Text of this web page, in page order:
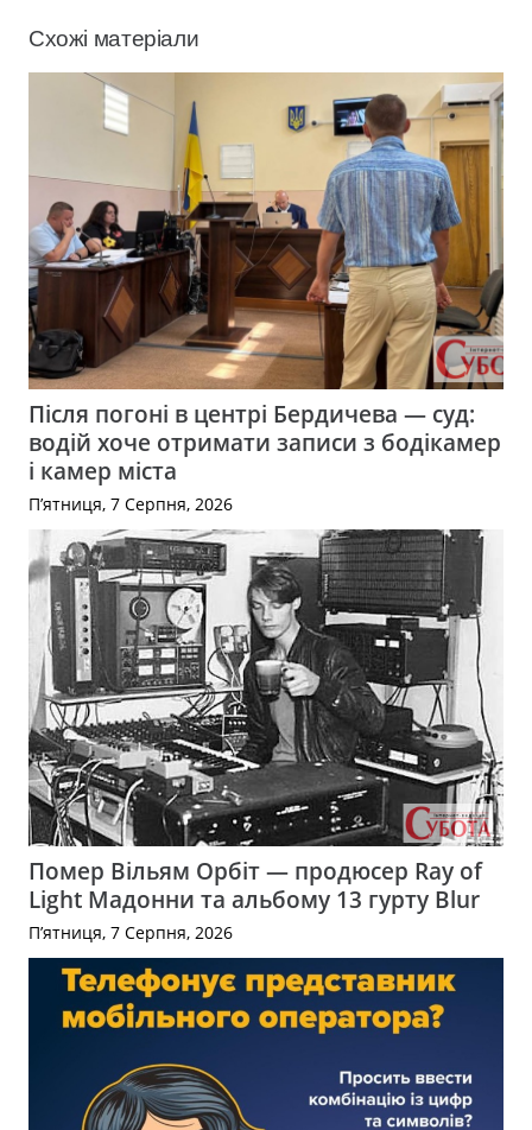
Схожі матеріали
Після погоні в центрі Бердичева — суд:
водій хоче отримати записи з бодікамер
і камер міста
П’ятниця, 7 Серпня, 2026
Помер Вільям Орбіт — продюсер Ray of
Light Мадонни та альбому 13 гурту Blur
П’ятниця, 7 Серпня, 2026